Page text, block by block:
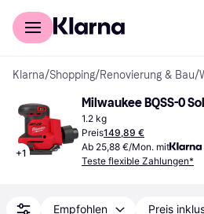
Für Shopper
Klarna/Shopping/Renovierung & Bau/
+1
Milwaukee BQSS-0
1.2 kg
Preis149,89 €
Ab 25,88 €/Mon. mit
Teste flexible Zahlungen*
Empfohlen Preis